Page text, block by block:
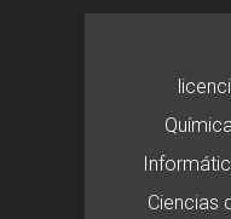
Ciencias